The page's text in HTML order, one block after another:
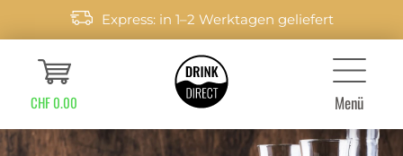
Express: in 1–2 Werktagen geliefert
CHF 0.00 Menü